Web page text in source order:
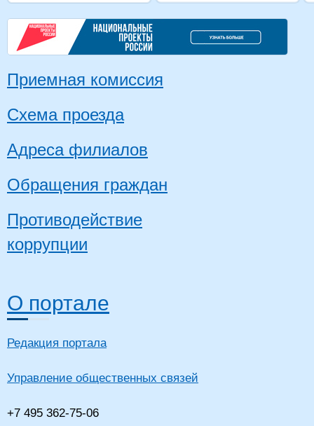
Приемная комиссия
Схема проезда
Адреса филиалов
Обращения граждан
Противодействие
коррупции
О портале
Редакция портала
Управление общественных связей
+7 495 362-75-06